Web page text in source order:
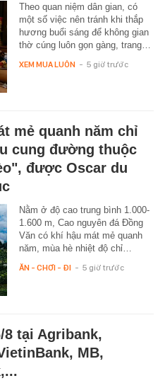
Theo quan niệm dân gian, có
một số việc nên tránh khi thắp
hương buổi sáng để không gian
thờ cúng luôn gọn gàng, trang…
XEM MUA LUÔN - 5 giờ trước
mẻ quanh năm chỉ
cung đường thuộc
được Oscar du
Nằm ở độ cao trung bình 1.000-
1.600 m, Cao nguyên đá Đồng
Văn có khí hậu mát mẻ quanh
năm, mùa hè nhiệt độ chỉ…
ĂN - CHƠI - ĐI - 5 giờ trước
8 tại Agribank,
MB,